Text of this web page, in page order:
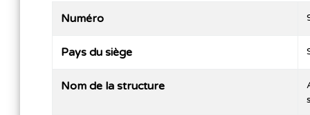
Numéro
Pays du siège
Nom de la structure